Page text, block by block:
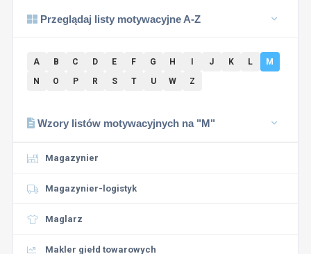
Przeglądaj listy motywacyjne A-Z
A B C D E F G H J K L
M
N
O P R S T U W Z
Wzory listów motywacyjnych na "M"
Magazynier
Magazynier-logistyk
Maglarz
Makler giełd towarowych